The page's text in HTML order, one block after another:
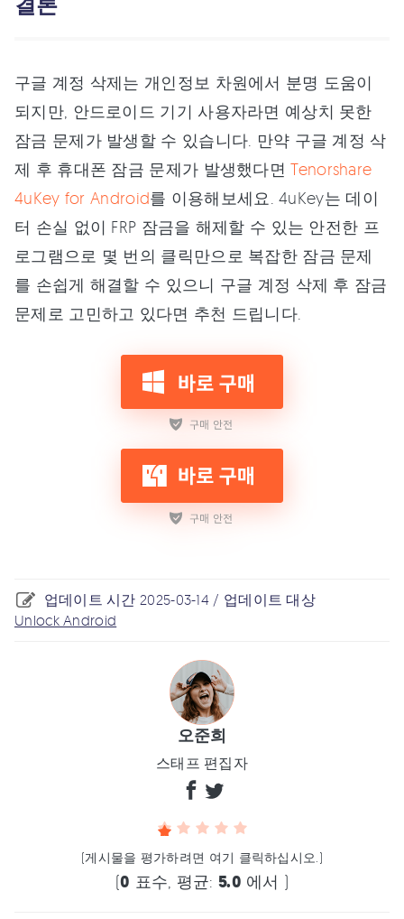
구글 계정 삭제는 개인정보 차원에서 분명 도움이
되지만, 안드로이드 기기 사용자라면 예상치 못한
잠금 문제가 발생할 수 있습니다. 만약 구글 계정 삭
제 후 휴대폰 잠금 문제가 발생했다면Tenorshare
4uKey for Android를 이용해보세요. 4uKey는 데이
터 손실 없이 FRP 잠금을 해제할 수 있는 안전한 프
로그램으로 몇 번의 클릭만으로 복잡한 잠금 문제
를 손쉽게 해결할 수 있으니 구글 계정 삭제 후 잠금
문제로 고민하고 있다면 추천 드립니다.
업데이트 시간 2025-03-14 / 업데이트 대상
Unlock Android
오준희
스태프 편집자
(게시물을 평가하려면 여기 클릭하십시오.)
(0 표수, 평균: 5.0 에서 )